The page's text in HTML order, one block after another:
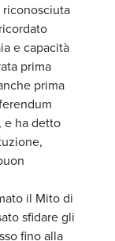
riconosciuta
e capacità
prima
prima
e ha detto
il Mito di
sfidare gli
fino alla